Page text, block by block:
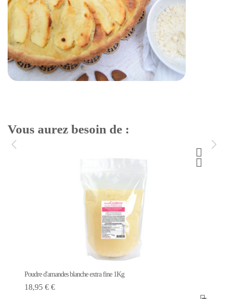
Vous aurez besoin de :
Poudre d'amandes blanche extra fine 1Kg
18,95 € €